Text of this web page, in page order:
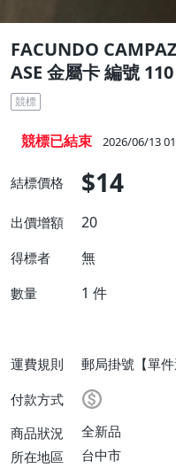
FACUNDO
ASE 金屬卡 編號
競標
競標已結束 2026/06/13
結標價格 $14
出價增額 20
得標者 無
數量 1 件
運費規則
郵局掛號【單
$9999免運費】
付款方式
商品狀況
全新品
所在地區
台中市